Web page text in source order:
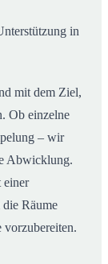
in
mit dem Ziel,
Ob einzelne
– wir
Abwicklung.
einer
Räume